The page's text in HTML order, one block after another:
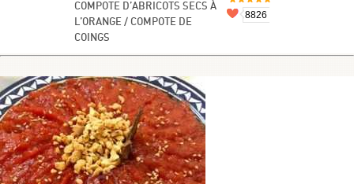
COMPOTE D’ABRICOTS SECS À
L’ORANGE / COMPOTE DE
COINGS
8826